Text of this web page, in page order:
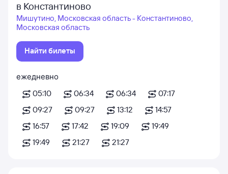
в Константиново
Мишутино, Московская область - Константиново,
Московская область
Найти билеты
ежедневно
05:10
06:34 06:34
07:17
09:27
09:27 13:12
14:57
16:57
17:42 19:09
19:49
19:49
21:27 21:27